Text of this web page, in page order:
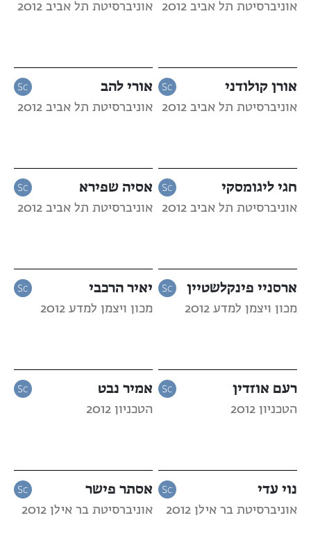
אוניברסיטת תל אביב 2012 אוניברסיטת תל אביב 2012
אורן קולודני
אוניברסיטת תל אביב 2012
אורי להב
אוניברסיטת תל אביב 2012
חגי ליגומסקי
אוניברסיטת תל אביב 2012
אסיה שפירא
אוניברסיטת תל אביב 2012
ארסניי פינקלשטיין
מכון ויצמן למדע 2012
יאיר הרכבי
מכון ויצמן למדע 2012
רעם אוזדין
הטכניון 2012
אמיר נבט
הטכניון 2012
נוי עדי
אוניברסיטת בר אילן 2012
אסתר פישר
אוניברסיטת בר אילן 2012